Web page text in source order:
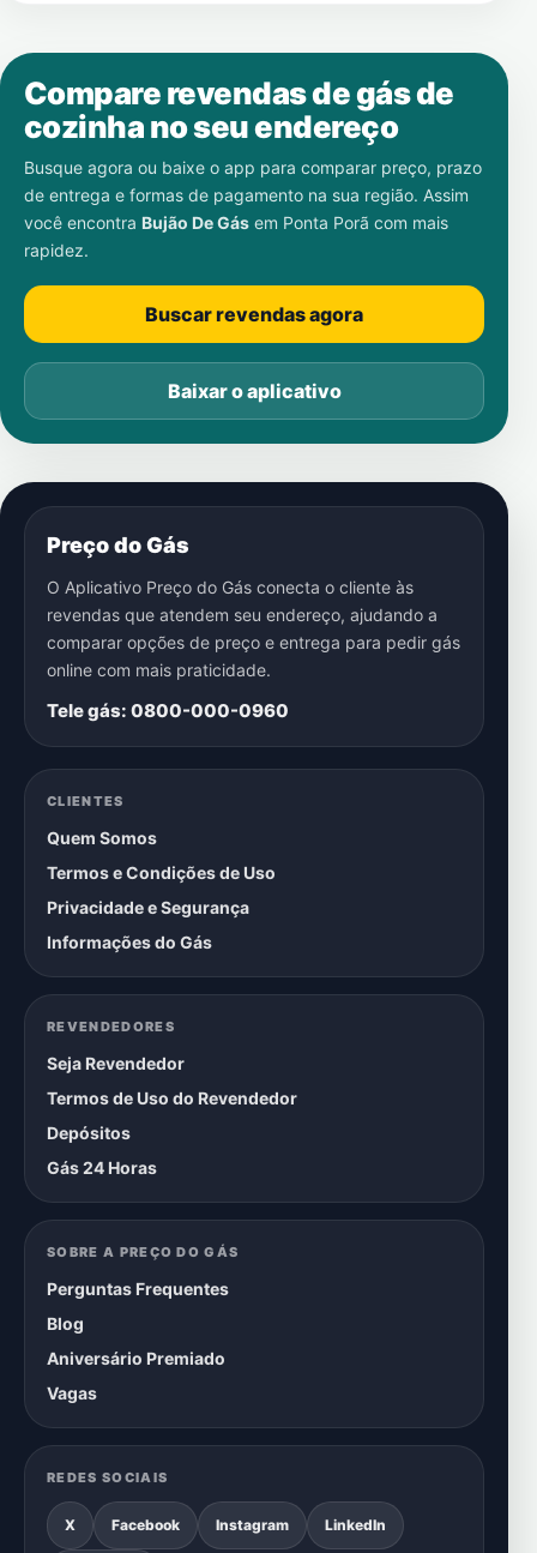
Compare revendas de gás de
cozinha no seu endereço
Busque agora ou baixe o app para comparar preço, prazo
de entrega e formas de pagamento na sua região. Assim
você encontra Bujão De Gás em Ponta Porã com mais
rapidez.
Buscar revendas agora
Baixar o aplicativo
Preço do Gás
O Aplicativo Preço do Gás conecta o cliente às
revendas que atendem seu endereço, ajudando a
comparar opções de preço e entrega para pedir gás
online com mais praticidade.
Tele gás: 0800-000-0960
CLIENTES
Quem Somos
Termos e Condições de Uso
Privacidade e Segurança
Informações do Gás
REVENDEDORES
Seja Revendedor
Termos de Uso do Revendedor
Depósitos
Gás 24 Horas
SOBRE A PREÇO DO GÁS
Perguntas Frequentes
Blog
Aniversário Premiado
Vagas
REDES SOCIAIS
X Facebook Instagram LinkedIn